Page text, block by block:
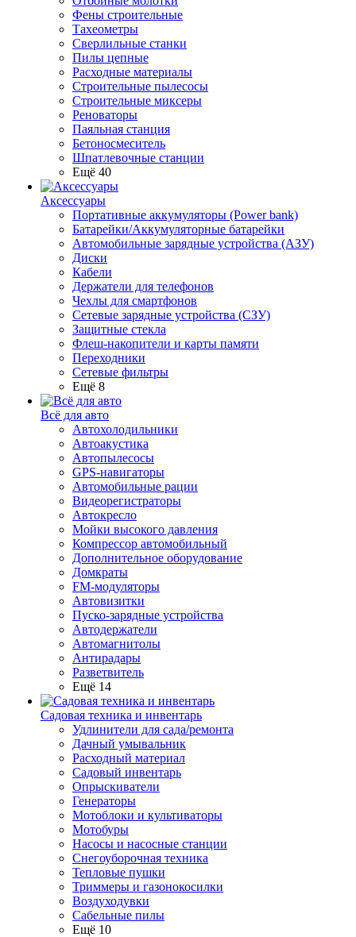
Фены строительные
Тахеометры
Сверлильные станки
Пилы цепные
Расходные материалы
Строительные пылесосы
Строительные миксеры
Реноваторы
Паяльная станция
Бетоносмеситель
Шпатлевочные станции
Ещё 40
Аксессуары
Портативные аккумуляторы (Power bank)
Батарейки/Аккумуляторные батарейки
Автомобильные зарядные устройства (АЗУ)
Диски
Кабели
Держатели для телефонов
Чехлы для смартфонов
Сетевые зарядные устройства (СЗУ)
Защитные стекла
Флеш-накопители и карты памяти
Переходники
Сетевые фильтры
Ещё 8
Всё для авто
Автохолодильники
Автоакустика
Автопылесосы
GPS-навигаторы
Автомобильные рации
Видеорегистраторы
Автокресло
Мойки высокого давления
Компрессор автомобильный
Дополнительное оборудование
Домкраты
FM-модуляторы
Автовизитки
Пуско-зарядные устройства
Автодержатели
Автомагнитолы
Антирадары
Разветвитель
Ещё 14
Садовая техника и инвентарь
Удлинители для сада/ремонта
Дачный умывальник
Расходный материал
Садовый инвентарь
Опрыскиватели
Генераторы
Мотоблоки и культиваторы
Мотобуры
Насосы и насосные станции
Снегоуборочная техника
Тепловые пушки
Триммеры и газонокосилки
Воздуходувки
Сабельные пилы
Ещё 10